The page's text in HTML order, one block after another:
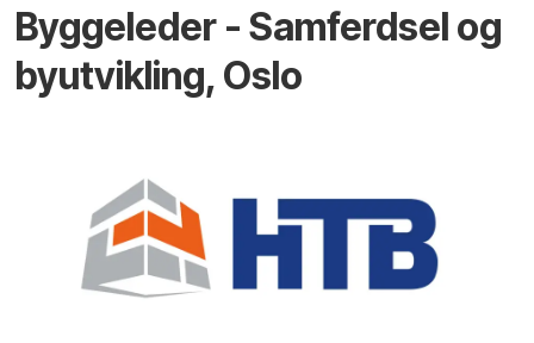
Byggeleder - Samferdsel og
byutvikling, Oslo